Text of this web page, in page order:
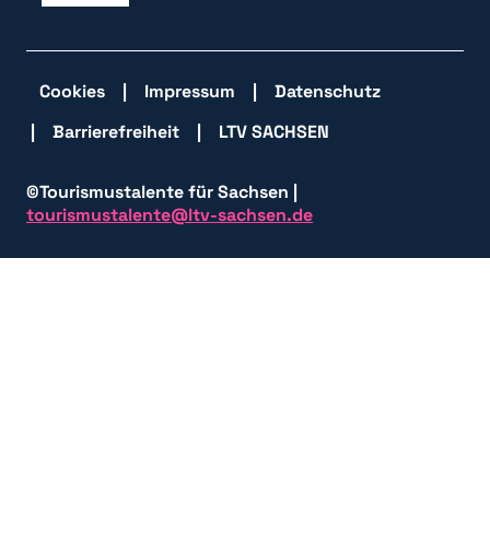
Cookies Impressum
Datenschutz
Barrierefreiheit
LTV SACHSEN
©Tourismustalente für Sachsen |
tourismustalente@ltv-sachsen.de